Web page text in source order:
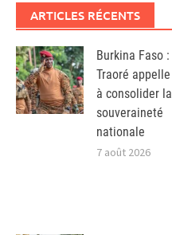
ARTICLES RÉCENTS
Burkina Faso :
Traoré appelle
à consolider la
souveraineté
nationale
7 août 2026